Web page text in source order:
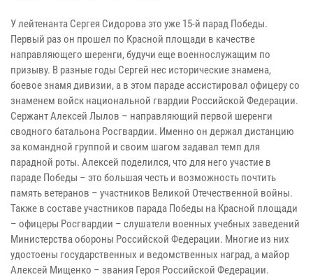
У лейтенанта Сергея Сидорова это уже 15-й парад Победы.
Первый раз он прошел по Красной площади в качестве
направляющего шеренги, будучи еще военнослужащим по
призыву. В разные годы Сергей нес исторические знамена,
боевое знамя дивизии, а в этом параде ассистировал офицеру со
знаменем войск национальной гвардии Российской Федерации.
Сержант Алексей Лылов – направляющий первой шеренги
сводного батальона Росгвардии. Именно он держал дистанцию
за командной группой и своим шагом задавал темп для
парадной роты. Алексей поделился, что для него участие в
параде Победы – это большая честь и возможность почтить
память ветеранов – участников Великой Отечественной войны.
Также в составе участников парада Победы на Красной площади
– офицеры Росгвардии – слушатели военных учебных заведений
Министерства обороны Российской Федерации. Многие из них
удостоены государственных и ведомственных наград, а майор
Алексей Мищенко – звания Героя Российской Федерации.